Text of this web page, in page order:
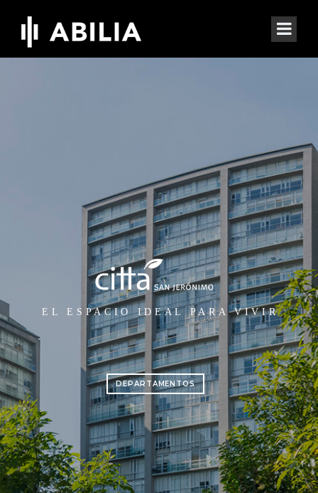
EL ESPACIO IDEAL PARA VIVIR
DEPARTAMENTOS